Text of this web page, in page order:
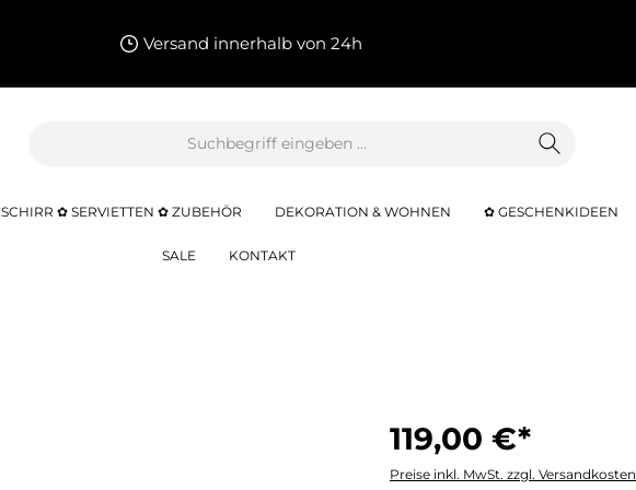
Versand innerhalb von 24h
✿ SERVIETTEN ✿ ZUBEHÖR DEKORATION & WOHNEN ✿ GESCHENKIDEEN
SALE KONTAKT
119,00 €*
Preise inkl. MwSt. zzgl. Versandkosten